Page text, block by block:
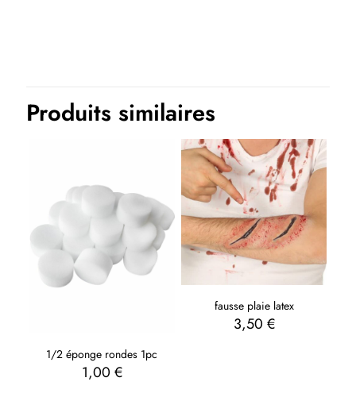
Produits similaires
1/2 éponge rondes 1pc
1,00 €
fausse plaie latex
3,50 €